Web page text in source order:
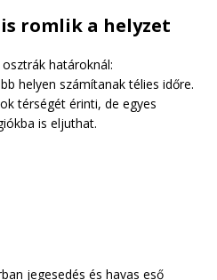
romlik a helyzet
határoknál:
helyen számítanak télies időre.
térségét érinti, de egyes
is eljuthat.
jegesedés és havas eső